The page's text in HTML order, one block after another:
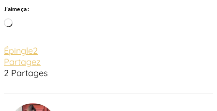
J’aime ça :
Chargement…
Épingle2
Partagez
2 Partages